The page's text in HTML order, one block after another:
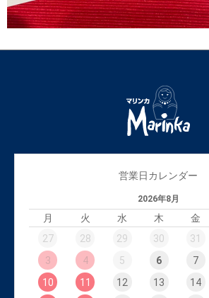
営業日カレンダー
2026年8月
月 火 水 木 金
27
28 29 30 31
3
4 5 6 7
10
11 12 13 14